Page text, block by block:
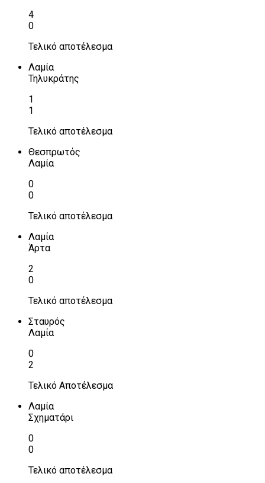
4
0
Τελικό αποτέλεσμα
Λαμία
Τηλυκράτης
1
1
Τελικό αποτέλεσμα
Θεσπρωτός
Λαμία
0
0
Τελικό αποτέλεσμα
Λαμία
Άρτα
2
0
Τελικό αποτέλεσμα
Σταυρός
Λαμία
0
2
Τελικό Αποτέλεσμα
Λαμία
Σχηματάρι
0
0
Τελικό αποτέλεσμα